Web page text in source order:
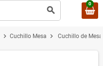
search
0
chevron_right Cuchillo Mesa chevron_right Cuchillo de